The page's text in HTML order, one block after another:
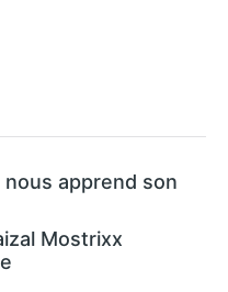
apprend son
Mostrixx